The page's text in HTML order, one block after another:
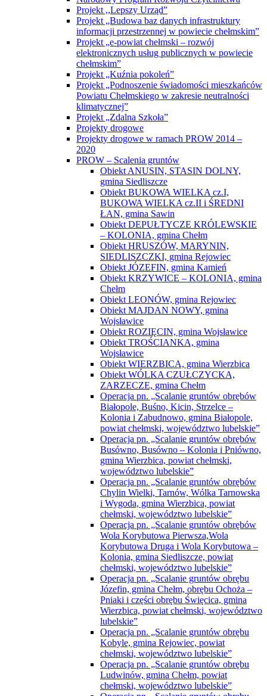
Projekt ,,Lepszy Urząd”
Projekt „Budowa baz danych infrastruktury
informacji przestrzennej w powiecie chełmskim”
Projekt „e-powiat chełmski – rozwój
elektronicznych usług publicznych w powiecie
chełmskim”
Projekt „Kuźnia pokoleń”
Projekt „Podnoszenie świadomości mieszkańców
Powiatu Chełmskiego w zakresie neutralności
klimatycznej”
Projekt „Zdalna Szkoła”
Projekty drogowe
Projekty drogowe w ramach PROW 2014 –
2020
PROW – Scalenia gruntów
Obiekt ANUSIN, STASIN DOLNY,
gmina Siedliszcze
Obiekt BUKOWA WIELKA cz.I,
BUKOWA WIELKA cz.II i ŚREDNI
ŁAN, gmina Sawin
Obiekt DEPUŁTYCZE KRÓLEWSKIE
– KOLONIA, gmina Chełm
Obiekt HRUSZÓW, MARYNIN,
SIEDLISZCZKI, gmina Rejowiec
Obiekt JÓZEFIN, gmina Kamień
Obiekt KRZYWICE – KOLONIA, gmina
Chełm
Obiekt LEONÓW, gmina Rejowiec
Obiekt MAJDAN NOWY, gmina
Wojsławice
Obiekt ROZIĘCIN, gmina Wojsławice
Obiekt TROŚCIANKA, gmina
Wojsławice
Obiekt WIERZBICA, gmina Wierzbica
Obiekt WÓLKA CZUŁCZYCKA,
ZARZECZE, gmina Chełm
Operacja pn. „Scalanie gruntów obrębów
Białopole, Buśno, Kicin, Strzelce –
Kolonia i Zabudnowo, gmina Białopole,
powiat chełmski, województwo lubelskie”
Operacja pn. „Scalanie gruntów obrębów
Busówno, Busówno – Kolonia i Pniówno,
gmina Wierzbica, powiat chełmski,
województwo lubelskie”
Operacja pn. „Scalanie gruntów obrębów
Chylin Wielki, Tarnów, Wólka Tarnowska
i Wygoda, gmina Wierzbica, powiat
chełmski, województwo lubelskie”
Operacja pn. „Scalanie gruntów obrębów
Wola Korybutowa Pierwsza,Wola
Korybutowa Druga i Wola Korybutowa –
Kolonia, gmina Siedliszcze, powiat
chełmski, województwo lubelskie”
Operacja pn. „Scalanie gruntów obrębu
Józefin, gmina Chełm, obrębu Ochoża –
Pniaki i części obrębu Święcica, gmina
Wierzbica, powiat chełmski, województwo
lubelskie”
Operacja pn. „Scalanie gruntów obrębu
Kobyle, gmina Rejowiec, powiat
chełmski, województwo lubelskie”
Operacja pn. „Scalanie gruntów obrębu
Ludwinów, gmina Chełm, powiat
chełmski, województwo lubelskie”